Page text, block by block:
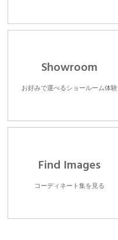
Showroom
お好みで選べるショールーム体験
Find Images
コーディネート集を見る